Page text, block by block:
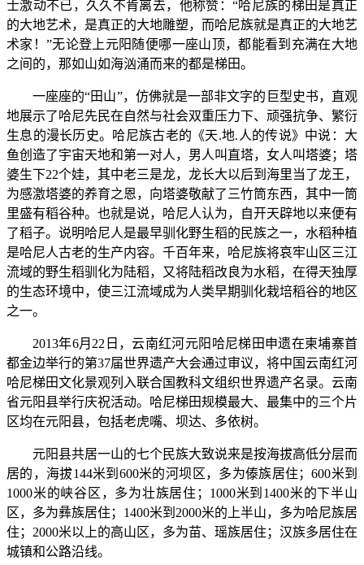
士激动不已，久久不肯离去，他称赞：“哈尼族的梯田是真正
的大地艺术，是真正的大地雕塑，而哈尼族就是真正的大地艺
术家！”无论登上元阳随便哪一座山顶，都能看到充满在大地
之间的，那如山如海汹涌而来的都是梯田。
一座座的“田山”，仿佛就是一部非文字的巨型史书，直观
地展示了哈尼先民在自然与社会双重压力下、顽强抗争、繁衍
生息的漫长历史。哈尼族古老的《天.地.人的传说》中说：大
鱼创造了宇宙天地和第一对人，男人叫直塔，女人叫塔婆；塔
婆生下22个娃，其中老三是龙，龙长大以后到海里当了龙王，
为感激塔婆的养育之恩，向塔婆敬献了三竹筒东西，其中一筒
里盛有稻谷种。也就是说，哈尼人认为，自开天辟地以来便有
了稻子。说明哈尼人是最早驯化野生稻的民族之一，水稻种植
是哈尼人古老的生产内容。千百年来，哈尼族将哀牢山区三江
流域的野生稻驯化为陆稻，又将陆稻改良为水稻，在得天独厚
的生态环境中，使三江流域成为人类早期驯化栽培稻谷的地区
之一。
2013年6月22日，云南红河元阳哈尼梯田申遗在柬埔寨首
都金边举行的第37届世界遗产大会通过审议，将中国云南红河
哈尼梯田文化景观列入联合国教科文组织世界遗产名录。云南
省元阳县举行庆祝活动。哈尼梯田规模最大、最集中的三个片
区均在元阳县，包括老虎嘴、坝达、多依树。
元阳县共居一山的七个民族大致说来是按海拔高低分层而
居的，海拔144米到600米的河坝区，多为傣族居住；600米到
1000米的峡谷区，多为壮族居住；1000米到1400米的下半山
区，多为彝族居住；1400米到2000米的上半山，多为哈尼族居
住；2000米以上的高山区，多为苗、瑶族居住；汉族多居住在
城镇和公路沿线。